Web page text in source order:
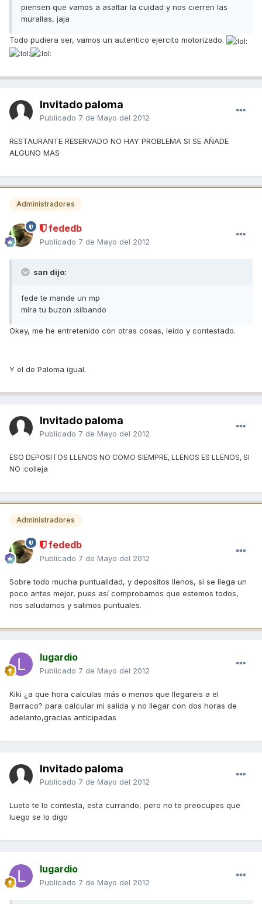
piensen que vamos a asaltar la cuidad y nos cierren las
murallas, jaja
Todo pudiera ser, vamos un autentico ejercito motorizado.
Invitado paloma
Publicado 7 de Mayo del 2012
RESTAURANTE RESERVADO NO HAY PROBLEMA SI SE AÑADE
ALGUNO MAS
Administradores
fededb
Publicado 7 de Mayo del 2012
san dijo:
fede te mande un mp
mira tu buzon :silbando
Okey, me he entretenido con otras cosas, leido y contestado.
Y el de Paloma igual.
Invitado paloma
Publicado 7 de Mayo del 2012
ESO DEPOSITOS LLENOS NO COMO SIEMPRE, LLENOS ES LLENOS, SI
NO :colleja
Administradores
fededb
Publicado 7 de Mayo del 2012
Sobre todo mucha puntualidad, y depositos llenos, si se llega un
poco antes mejor, pues así comprobamos que estemos todos,
nos saludamos y salimos puntuales.
lugardio
Publicado 7 de Mayo del 2012
Kiki ¿a que hora calculas más o menos que llegareis a el
Barraco? para calcular mi salida y no llegar con dos horas de
adelanto,gracias anticipadas
Invitado paloma
Publicado 7 de Mayo del 2012
Lueto te lo contesta, esta currando, pero no te preocupes que
luego se lo digo
lugardio
Publicado 7 de Mayo del 2012